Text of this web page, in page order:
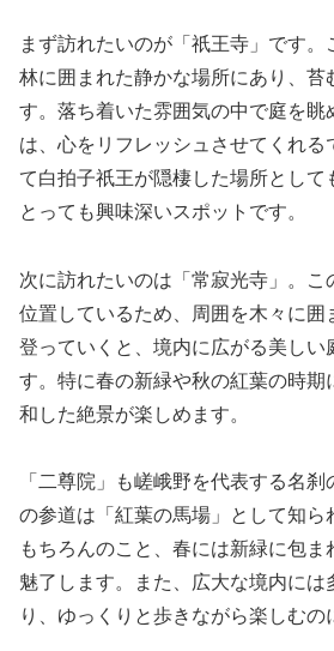
まず訪れたいのが「祇王寺」です
林に囲まれた静かな場所にあり、苔
す。落ち着いた雰囲気の中で庭を眺
は、心をリフレッシュさせてくれる
て白拍子祇王が隠棲した場所として
とっても興味深いスポットです。
次に訪れたいのは「常寂光寺」。こ
位置しているため、周囲を木々に囲
登っていくと、境内に広がる美しい
す。特に春の新緑や秋の紅葉の時期
和した絶景が楽しめます。
「二尊院」も嵯峨野を代表する名
の参道は「紅葉の馬場」として知ら
もちろんのこと、春には新緑に包ま
魅了します。また、広大な境内には
り、ゆっくりと歩きながら楽しむの